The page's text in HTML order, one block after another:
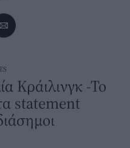
Κράιλινγκ -Το
statement